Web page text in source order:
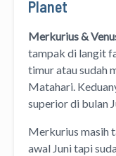
Planet
Merkurius &
tampak di langit
timur atau sudah
Matahari.
superior di bulan
Merkurius masih
awal Juni tapi